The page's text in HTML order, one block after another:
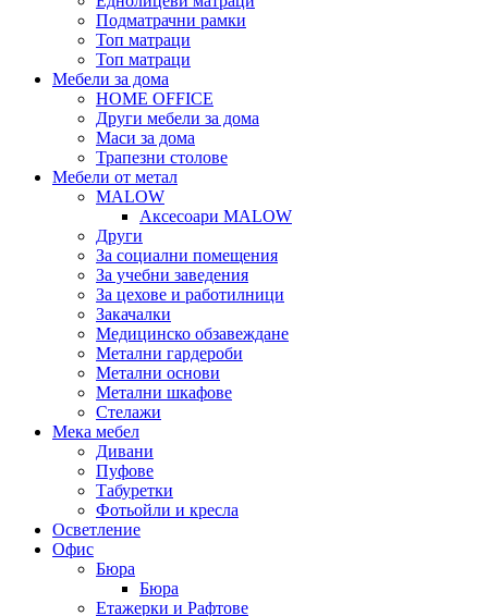
Подматрачни рамки
Топ матраци
Топ матраци
Мебели за дома
HOME OFFICE
Други мебели за дома
Маси за дома
Трапезни столове
Мебели от метал
MALOW
Аксесоари MALOW
Други
За социални помещения
За учебни заведения
За цехове и работилници
Закачалки
Медицинско обзавеждане
Метални гардероби
Метални основи
Метални шкафове
Стелажи
Мека мебел
Дивани
Пуфове
Табуретки
Фотьойли и кресла
Осветление
Офис
Бюра
Бюра
Етажерки и Рафтове